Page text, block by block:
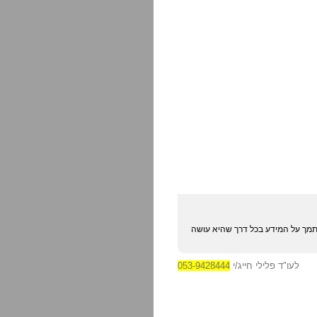
על המידע בכל דרך שהיא עושה
לעו"ד פלילי חייג/י 053-9428444